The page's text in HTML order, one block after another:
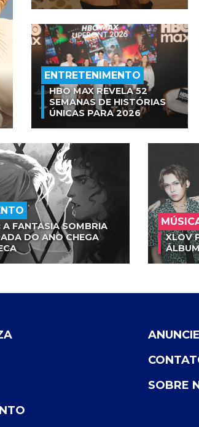
ENTRETENIMENTO
HBO MAX REVELA 52
SEMANAS DE HISTÓRIAS
ÚNICAS PARA 2026
A FANTASIA SOMBRIA
DO ANO CHEGA
XLOV
SOBRE